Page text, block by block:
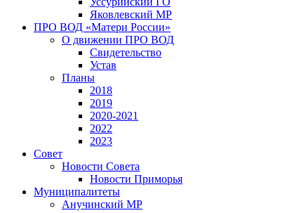
Яковлевский МР
ПРО ВОД «Матери России»
О движении ПРО ВОД
Свидетельство
Устав
Планы
2018
2019
2020-2021
2022
2023
Совет
Новости Совета
Новости Приморья
Муниципалитеты
Анучинский МР